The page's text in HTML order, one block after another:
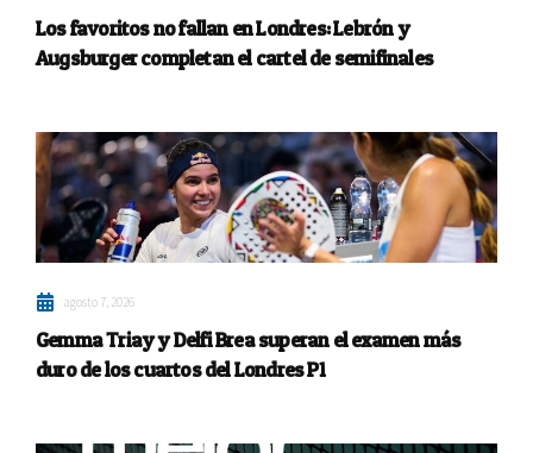
Los favoritos no fallan en Londres: Lebrón y
Augsburger completan el cartel de semifinales
agosto 7, 2026
Gemma Triay y Delfi Brea superan el examen más
duro de los cuartos del Londres P1